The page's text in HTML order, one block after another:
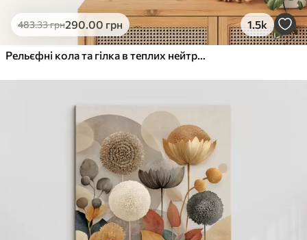
Еко-Преміум
.00грн
✓Яскраві, насичені кольори
Поверхня з текстурою полотна
Екологічний матеріал
483.33грн290.00 грн 1.5k
Рельєфні кола та гілка в теплих нейтральних тонах